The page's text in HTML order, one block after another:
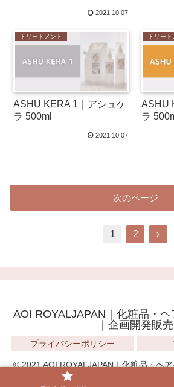
2021.10.07
トリートメント
ASHU KERA 1｜アシュケ
ラ 500ml
2021.10.07
トリート
ASHU
ラ
次のページ
1 2
AOI ROYALJAPAN｜化粧品・
｜企画開発販売
プライバシーポリシー
© 2021 AOI ROYALJAPAN｜化粧品・ヘ